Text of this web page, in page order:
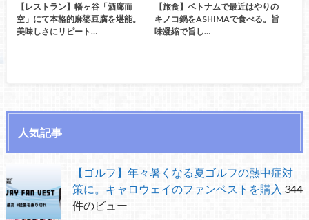
【レストラン】幡ヶ谷「酒廊而
空」にて本格的麻婆豆腐を堪能。
美味しさにリピート…
【旅食】ベトナムで最近はやりの
キノコ鍋をASHIMAで食べる。旨
味凝縮で旨し…
人気記事
【ゴルフ】年々暑くなる夏ゴルフの熱中症対
策に。キャロウェイのファンベストを購入 344
件のビュー